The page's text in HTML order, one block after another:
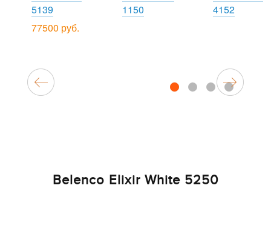
5139
77500 руб.
1150
4152
1 2 3 4
Belenco Elixir White 5250